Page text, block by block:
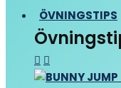
ÖVNINGSTIPS